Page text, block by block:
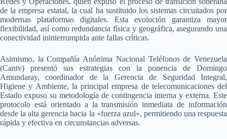
de la empresa estatal, la cual ha sustituido los sistemas circuitados por
modernas plataformas digitales. Esta evolución garantiza mayor
flexibilidad, así como redundancia física y geográfica, asegurando una
conectividad ininterrumpida ante fallas críticas.
Asimismo, la Compañía Anónima Nacional Teléfonos de Venezuela
(Cantv) presentó sus estrategias con la ponencia de Domingo
Amundaray, coordinador de la Gerencia de Seguridad Integral,
Higiene y Ambiente, la principal empresa de telecomunicaciones del
Estado expuso su metodología de contingencia interna y externa. Este
protocolo está orientado a la transmisión inmediata de información
desde la alta gerencia hacia la «fuerza azul», permitiendo una respuesta
rápida y efectiva en circunstancias adversas.